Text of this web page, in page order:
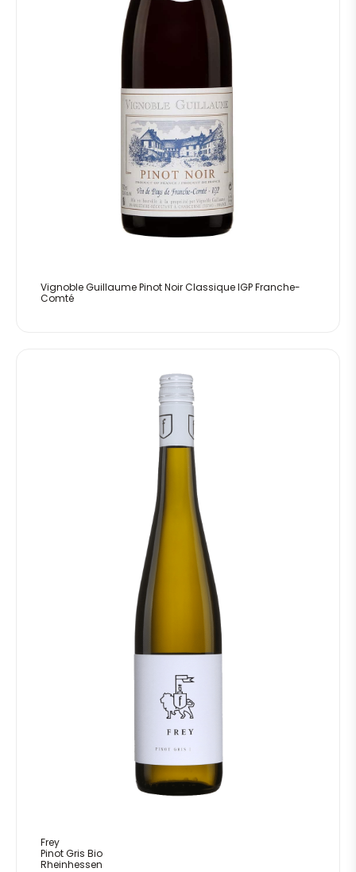
Vignoble Guillaume Pinot Noir Classique IGP Franche-
Comté
Frey
Pinot Gris Bio
Rheinhessen